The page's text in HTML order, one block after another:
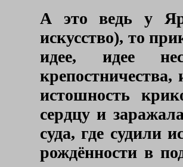
А это ведь у
искусство), то
идее, идее
истошность
сердцу и
суда, где судили
рождённости в